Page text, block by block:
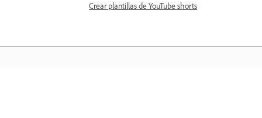
Crear plantillas de YouTube shorts